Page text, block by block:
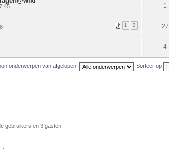
1
1 2 27
4
onderwerpen van afgelopen: Sorteer op
gebruikers en 3 gasten